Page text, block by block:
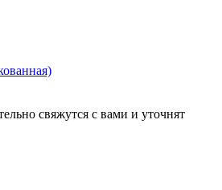
свяжутся с вами и уточнят